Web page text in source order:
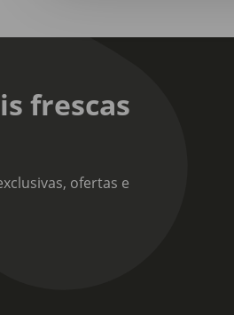
frescas
ofertas e